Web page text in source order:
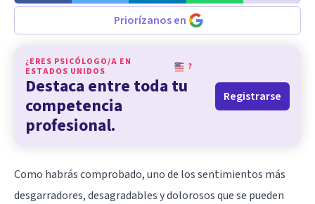
Priorízanos en
¿ERES PSICÓLOGO/A EN
ESTADOS UNIDOS
?
Destaca entre toda tu
competencia
profesional.
Registrarse
Como habrás comprobado, uno de los sentimientos más
desgarradores, desagradables y dolorosos que se pueden